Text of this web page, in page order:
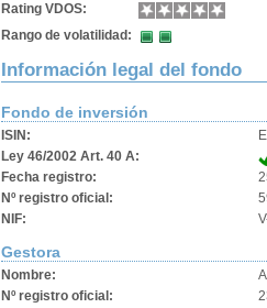
Rating VDOS:
Rango de volatilidad:
Información legal del fondo
Fondo de inversión
ISIN:
Ley 46/2002 Art. 40 A:
Fecha registro:
Nº registro oficial:
NIF:
Gestora
Nombre:
Nº registro oficial: